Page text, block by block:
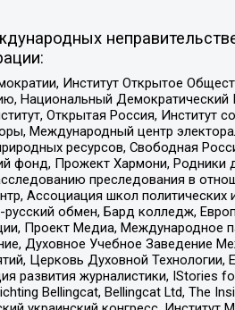
Институт Открытое
Национальный Демократический
Открытая Россия, Институт
Международный центр
ресурсов, Свободная
Прожект Хармони, Родники
преследования в
Ассоциация школ
обмен, Бард колледж,
Проект Медиа, Международное
Духовное Учебное Заведение
Церковь Духовной
журналистики, IStories
Bellingcat, Bellingcat Ltd, The